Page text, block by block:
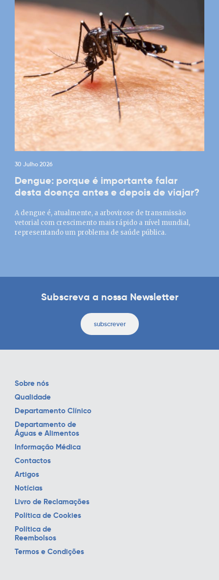
30 Julho 2026
Dengue: porque é importante falar
desta doença antes e depois de viajar?
A dengue é, atualmente, a arbovirose de transmissão
vetorial com crescimento mais rápido a nível mundial,
representando um problema de saúde pública.
Subscreva a nossa Newsletter
subscrever
Sobre nós
Qualidade
Departamento Clínico
Departamento de
Águas e Alimentos
Informação Médica
Contactos
Artigos
Notícias
Livro de Reclamações
Política de Cookies
Política de
Reembolsos
Termos e Condições